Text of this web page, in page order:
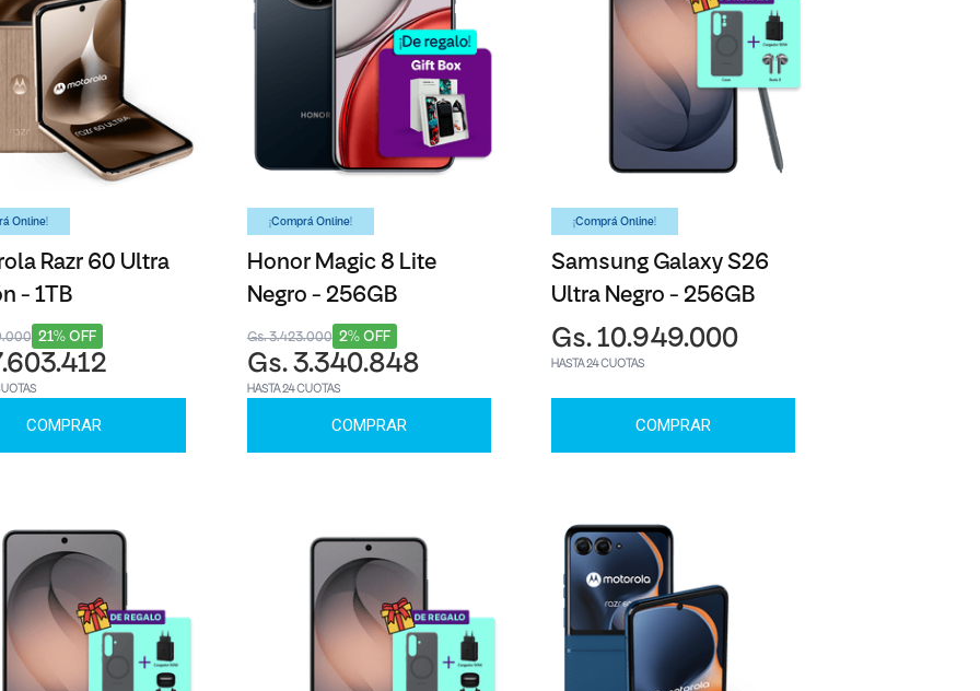
Online!
Razr 60 Ultra
- 1TB
21% OFF
COMPRAR
¡Comprá Online!
Honor Magic 8 Lite
Negro - 256GB
2% OFF
Gs. 3.423.000
Gs. 3.340.848
HASTA 24 CUOTAS
COMPRAR
¡Comprá Online!
Samsung Galaxy S26
Ultra Negro - 256GB
Gs. 10.949.000
HASTA 24 CUOTAS
COMPRAR